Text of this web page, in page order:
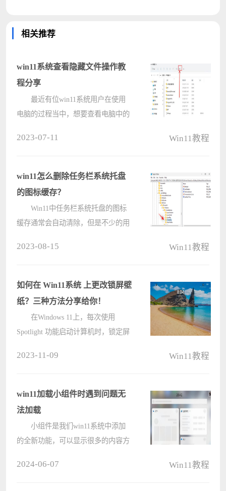
相关推荐
win11系统查看隐藏文件操作教
程分享
最近有位win11系统用户在使用
电脑的过程当中，想要查看电脑中的
盘装系统为大家介绍win11系统查看
隐藏文????
2023-07-11 Win11教程
win11怎么删除任务栏系统托盘
的图标缓存？
Win11中任务栏系统托盘的图标
缓存通常会自动清除，但是不少的用
让本站来为用户们来仔细的介绍一下
win11????
2023-08-15 Win11教程
如何在 Win11系统 上更改锁屏壁
纸？三种方法分享给你！
在Windows 11上，每次使用
Spotlight 功能启动计算机时，锁定屏
通过“设置”应用程序完成此????
2023-11-09 Win11教程
win11加载小组件时遇到问题无
法加载
小组件是我们win11系统中添加
的全新功能，可以显示很多的内容方
2024-06-07 Win11教程